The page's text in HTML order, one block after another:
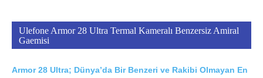
Ulefone Armor 28 Ultra Termal Kameralı Benzersiz Amiral
Gaemisi
Armor 28 Ultra; Dünya’da Bir Benzeri ve Rakibi Olmayan En